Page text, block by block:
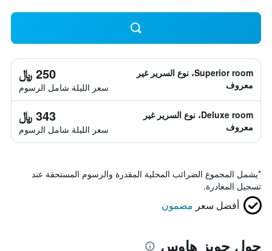
Superior room، نوع السرير غير
معروف
250 ﷼
سعر الليلة شامل الرسوم
Deluxe room، نوع السرير غير
معروف
343 ﷼
سعر الليلة شامل الرسوم
*يشمل المجموع الضرائب المحلية المقدرة والرسوم المستحقة عند
تسجيل المغادرة.
أفضل سعر مضمون
حول جويز هاوس